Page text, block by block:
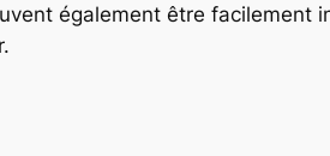
également être